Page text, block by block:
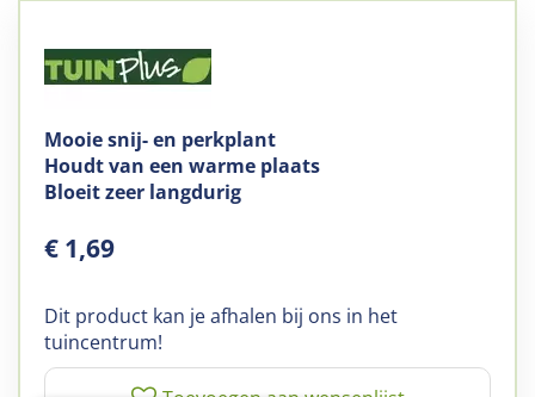
Mooie snij- en perkplant
Houdt van een warme plaats
Bloeit zeer langdurig
€ 1,69
Dit product kan je afhalen bij ons in het
tuincentrum!